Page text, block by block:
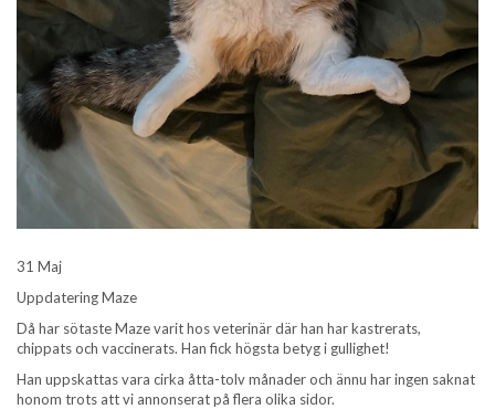
31 Maj
Uppdatering Maze
Då har sötaste Maze varit hos veterinär där han har kastrerats,
chippats och vaccinerats. Han fick högsta betyg i gullighet!
Han uppskattas vara cirka åtta-tolv månader och ännu har ingen saknat
honom trots att vi annonserat på flera olika sidor.